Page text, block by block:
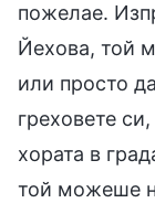
пожелае.
Йехова, той
или просто
греховете
хората в
той можеше